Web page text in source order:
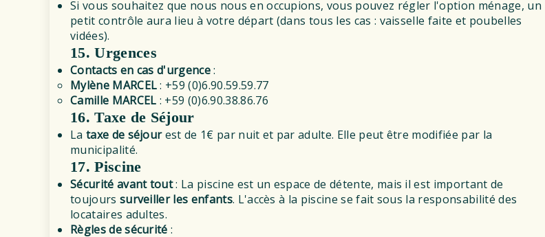
Si vous souhaitez que nous nous en occupions, vous pouvez régler l'option ménage, un
petit contrôle aura lieu à votre départ (dans tous les cas : vaisselle faite et poubelles
vidées).
15. Urgences
Contacts en cas d'urgence:
Mylène MARCEL: +59 (0)6.90.59.59.77
Camille MARCEL : +59 (0)6.90.38.86.76
16. Taxe de Séjour
La taxe de séjourest de 1€ par nuit et par adulte. Elle peut être modifiée par la
municipalité.
17. Piscine
Sécurité avant tout: La piscine est un espace de détente, mais il est important de
toujours surveiller les enfants. L'accès à la piscine se fait sous la responsabilité des
locataires adultes.
Règles de sécurité :